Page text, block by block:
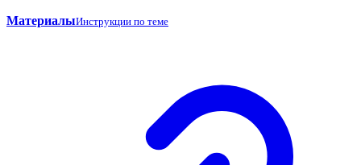
МатериалыИнструкции по теме